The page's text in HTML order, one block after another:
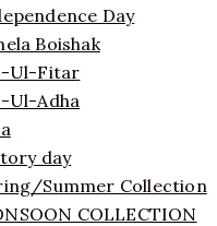
Day
Boishak
Ul-Fitar
Ul-Adha
day
Summer Collection
COLLECTION